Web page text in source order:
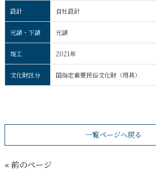
設計 自社設計
元請・下請 元請
竣工 2021年
文化財区分 国指定重要民俗文化財（用具）
一覧ページへ戻る
« 前のページ